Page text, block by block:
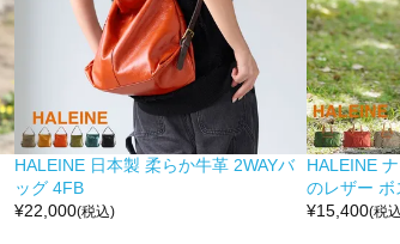
HALEINE 日本製 柔らか牛革 2WAYバ
ッグ 4FB
¥22,000(税込)
HALEINE
のレザー
¥15,400(税